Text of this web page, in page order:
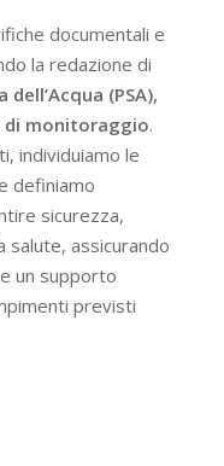
documentali e
la redazione di
dell’Acqua (PSA),
di monitoraggio.
individuiamo le
definiamo
sicurezza,
salute, assicurando
un supporto
previsti